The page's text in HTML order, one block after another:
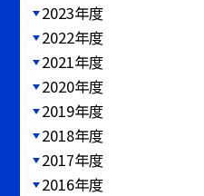
2023年度
2022年度
2021年度
2020年度
2019年度
2018年度
2017年度
2016年度